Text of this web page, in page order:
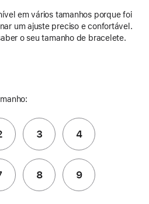
em vários tamanhos porque foi
um ajuste preciso e confortável.
o seu tamanho de bracelete.
3 4
8 9